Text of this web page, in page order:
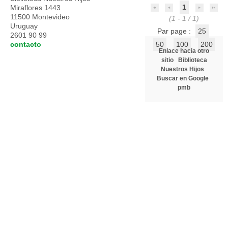
1
(1 - 1 / 1)
Par page :
25
50
100 200
Enlace hacia otro
sitio
Biblioteca
Nuestros Hijos
Buscar en Google
pmb
Miraflores 1443
11500 Montevideo
Uruguay
2601 90 99
contacto